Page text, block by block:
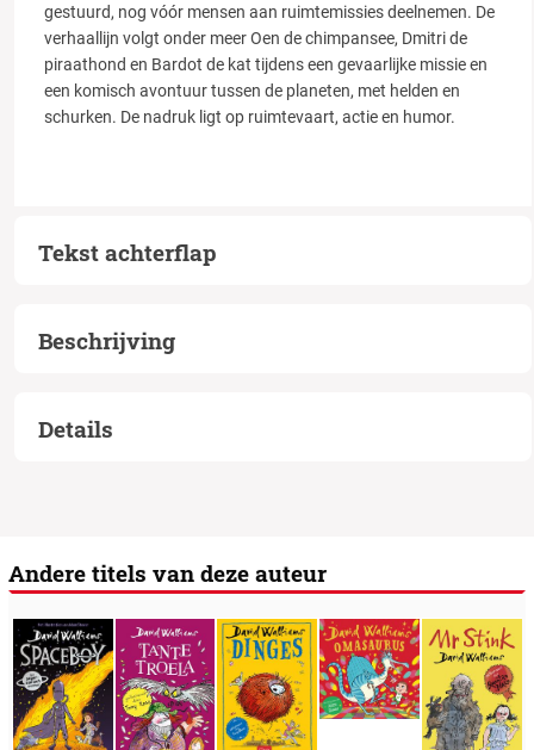
gestuurd, nog vóór mensen aan ruimtemissies deelnemen. De
verhaallijn volgt onder meer Oen de chimpansee, Dmitri de
piraathond en Bardot de kat tijdens een gevaarlijke missie en
een komisch avontuur tussen de planeten, met helden en
schurken. De nadruk ligt op ruimtevaart, actie en humor.
Tekst achterflap
Beschrijving
Details
Andere titels van deze auteur